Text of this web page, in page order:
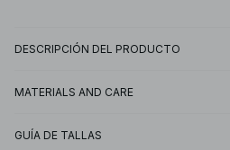
DESCRIPCIÓN DEL PRODUCTO
MATERIALS AND CARE
GUÍA DE TALLAS